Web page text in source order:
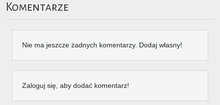
Komentarze
Nie ma jeszcze żadnych komentarzy. Dodaj własny!
Zaloguj się, aby dodać komentarz!